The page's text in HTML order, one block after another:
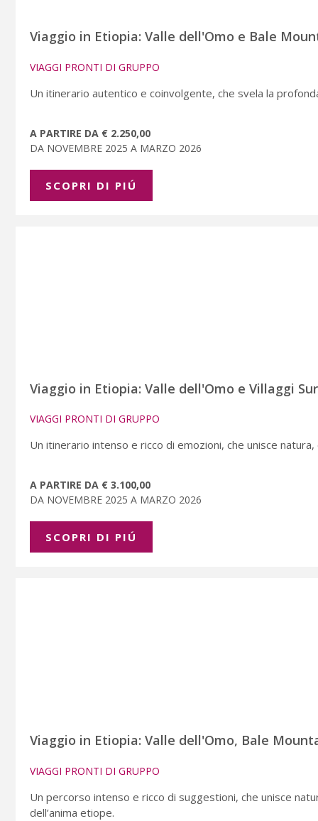
Viaggio in Etiopia: Valle dell'Omo e Bale
VIAGGI PRONTI DI GRUPPO
Un itinerario autentico e coinvolgente, che svela la
A PARTIRE DA € 2.250,00
DA NOVEMBRE 2025 A MARZO 2026
SCOPRI DI PIÚ
Viaggio in Etiopia: Valle dell'Omo e Villaggi
VIAGGI PRONTI DI GRUPPO
Un itinerario intenso e ricco di emozioni, che unisce
A PARTIRE DA € 3.100,00
DA NOVEMBRE 2025 A MARZO 2026
SCOPRI DI PIÚ
Viaggio in Etiopia: Valle dell'Omo, Bale
VIAGGI PRONTI DI GRUPPO
Un percorso intenso e ricco di suggestioni, che unisce
dell’anima etiope.